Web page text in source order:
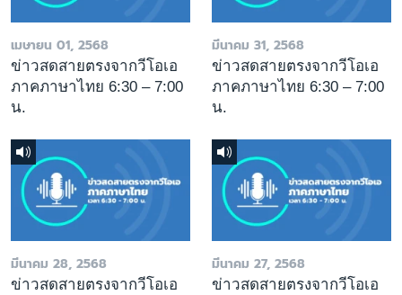
เมษายน 01, 2568
ข่าวสดสายตรงจากวีโอเอ
ภาคภาษาไทย 6:30 – 7:00
น.
มีนาคม 31, 2568
ข่าวสดสายตรงจากวีโอเอ
ภาคภาษาไทย 6:30 – 7:00
น.
มีนาคม 28, 2568
ข่าวสดสายตรงจากวีโอเอ
มีนาคม 27, 2568
ข่าวสดสายตรงจากวีโอเอ